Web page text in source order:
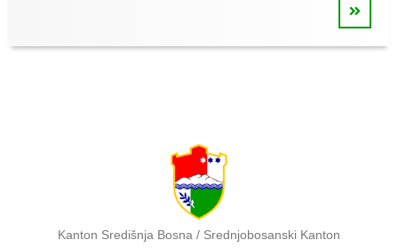
Kanton Središnja Bosna / Srednjobosanski Kanton